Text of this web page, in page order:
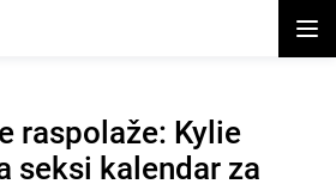
raspolaže: Kylie
seksi kalendar za